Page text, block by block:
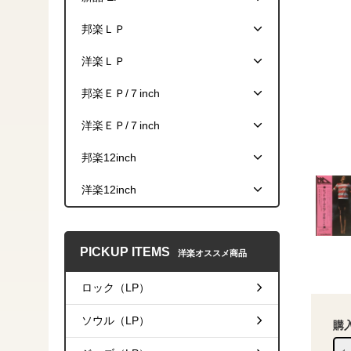
購
邦楽ＬＰ
洋楽ＬＰ
邦楽ＥＰ/７inch
洋楽ＥＰ/７inch
邦楽12inch
洋楽12inch
PICKUP ITEMS 洋楽オススメ商品
ロック（LP）
ソウル（LP）